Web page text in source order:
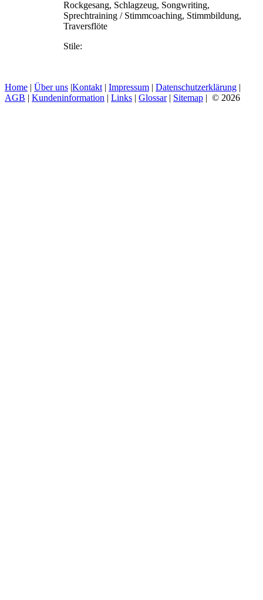
Rockgesang, Schlagzeug, Songwriting,
Sprechtraining / Stimmcoaching, Stimmbildung,
Traversflöte
Stile:
Home | Über uns |Kontakt | Impressum | Datenschutzerklärung |
AGB | Kundeninformation | Links | Glossar| Sitemap | © 2026